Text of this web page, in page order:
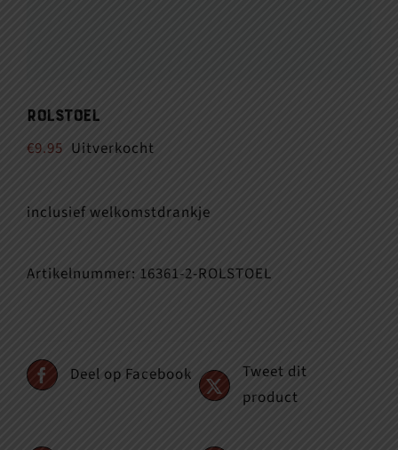
Rolstoel
€9.95 Uitverkocht
inclusief welkomstdrankje
Artikelnummer: 16361-2-ROLSTOEL
Deel op Facebook
Tweet dit
product